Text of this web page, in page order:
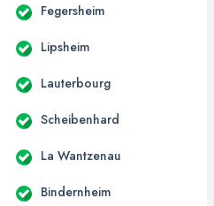
Fegersheim
Lipsheim
Lauterbourg
Scheibenhard
La Wantzenau
Bindernheim